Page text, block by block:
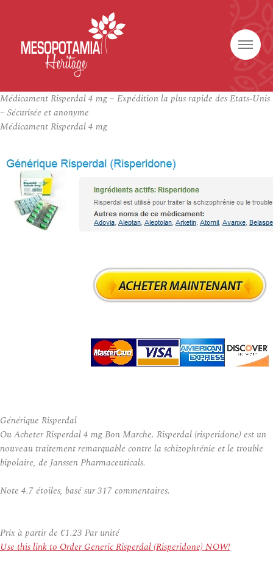
Médicament Risperdal 4 mg – Expédition la plus rapide des Etats-Unis
– Sécurisée et anonyme
Médicament Risperdal 4 mg
Générique Risperdal
Ou Acheter Risperdal 4 mg Bon Marche. Risperdal (risperidone) est un
nouveau traitement remarquable contre la schizophrénie et le trouble
bipolaire, de Janssen Pharmaceuticals.
Note 4.7étoiles, basé sur317commentaires.
Prix à partir de €1.23 Par unité
Use this link to Order Generic Risperdal (Risperidone) NOW!